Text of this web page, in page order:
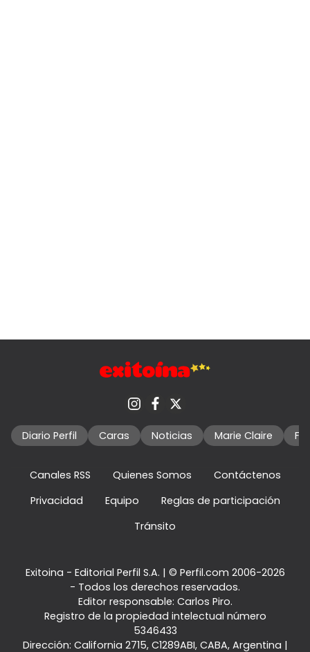
Diario Perfil Caras Noticias Marie Claire
Canales RSS Quienes Somos
Contáctenos
Privacidad
Equipo
Reglas de participación
Tránsito
Exitoina - Editorial Perfil S.A. | © Perfil.com 2006-2026
- Todos los derechos reservados.
Editor responsable: Carlos Piro.
Registro de la propiedad intelectual número
5346433
Dirección: California 2715, C1289ABI, CABA, Argentina |